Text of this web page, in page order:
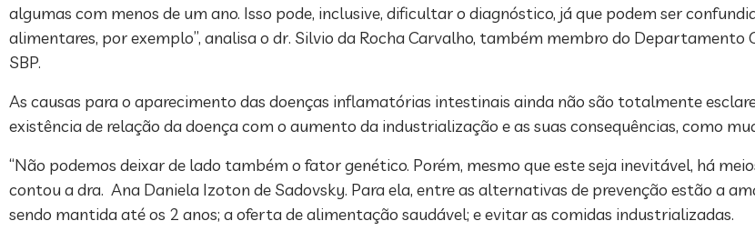
algumas com menos de um ano. Isso pode, inclusive, dificultar o diagnóstico, já que podem ser
alimentares, por exemplo”, analisa o dr. Silvio da Rocha Carvalho, também membro do Departamento
SBP.
As causas para o aparecimento das doenças inflamatórias intestinais ainda não são totalmente
existência de relação da doença com o aumento da industrialização e as suas consequências, como
“Não podemos deixar de lado também o fator genético. Porém, mesmo que este seja inevitável, há
contou a dra. Ana Daniela Izoton de Sadovsky. Para ela, entre as alternativas de prevenção estão a
sendo mantida até os 2 anos; a oferta de alimentação saudável; e evitar as comidas industrializadas.